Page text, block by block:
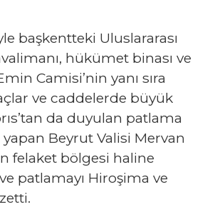
başkentteki Uluslararası
hükümet binası ve
Camisi’nin yanı sıra
ve caddelerde büyük
da duyulan patlama
Beyrut Valisi Mervan
felaket bölgesi haline
patlamayı Hiroşima ve